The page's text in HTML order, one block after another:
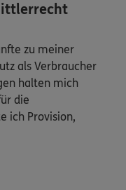
zu meiner
als Verbraucher
halten mich
die
ich Provision,